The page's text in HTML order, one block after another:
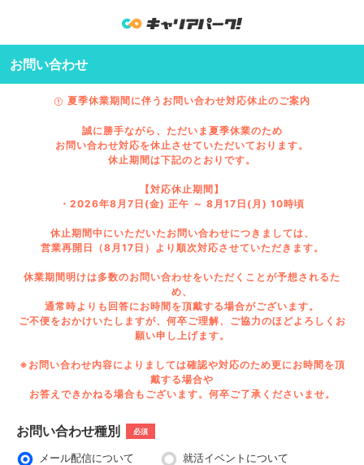
お問い合わせ
夏季休業期間に伴うお問い合わせ対応休止のご案内
誠に勝手ながら、ただいま夏季休業のため
お問い合わせ対応を休止させていただいております。
休止期間は下記のとおりです。
【対応休止期間】
・2026年8月7日(金) 正午 ～ 8月17日(月) 10時頃
休止期間中にいただいたお問い合わせにつきましては、
営業再開日（8月17日）より順次対応させていただきます。
休業期間明けは多数のお問い合わせをいただくことが予想されるた
め、
通常時よりも回答にお時間を頂戴する場合がございます。
ご不便をおかけいたしますが、何卒ご理解、ご協力のほどよろしくお
願い申し上げます。
※お問い合わせ内容によりましては確認や対応のため更にお時間を頂
戴する場合や
お答えできかねる場合もございます。何卒ご了承くださいませ。
お問い合わせ種別 必須
メール配信について
就活イベントについて